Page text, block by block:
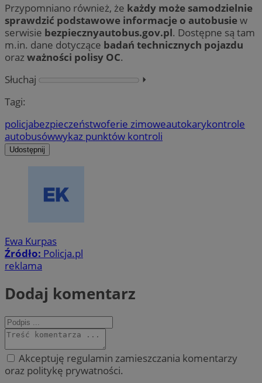
Przypomniano również, że każdy może samodzielnie
sprawdzić podstawowe informacje o autobusiew
serwisie bezpiecznyautobus.gov.pl. Dostępne są tam
m.in. dane dotyczące badań technicznych pojazdu
orazważności polisy OC.
Słuchaj
⏵︎
Tagi:
policjabezpieczeństwoferie zimoweautokarykontrole
autobusówwykaz punktów kontroli
Udostępnij
Ewa Kurpas
Źródło: Policja.pl
reklama
Dodaj komentarz
Akceptuję regulamin zamieszczania komentarzy
oraz politykę prywatności.